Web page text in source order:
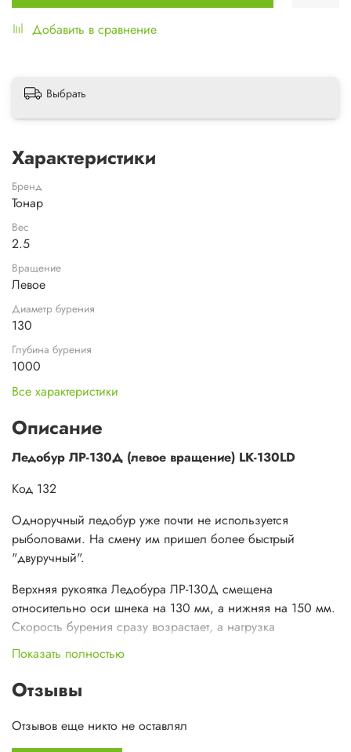
Добавить в сравнение
Выбрать
Характеристики
Бренд
Тонар
Вес
2.5
Вращение
Левое
Диаметр бурения
130
Глубина бурения
1000
Все характеристики
Описание
Ледобур ЛР-130Д (левое вращение) LK-130LD
Код 132
Одноручный ледобур уже почти не используется
рыболовами. На смену им пришел более быстрый
"двуручный".
Верхняя рукоятка Ледобура ЛР-130Д смещена
относительно оси шнека на 130 мм, а нижняя на 150 мм.
Скорость бурения сразу возрастает, а нагрузка
равномерно распределяется на две руки и становится
незаметной. Поскольку ход бура при таком бурении
более плавный (без рывков) нет эффекта "закусывания"
при прохождении нижней кромки льда.
Показать полностью
Отзывы
Отзывов еще никто не оставлял